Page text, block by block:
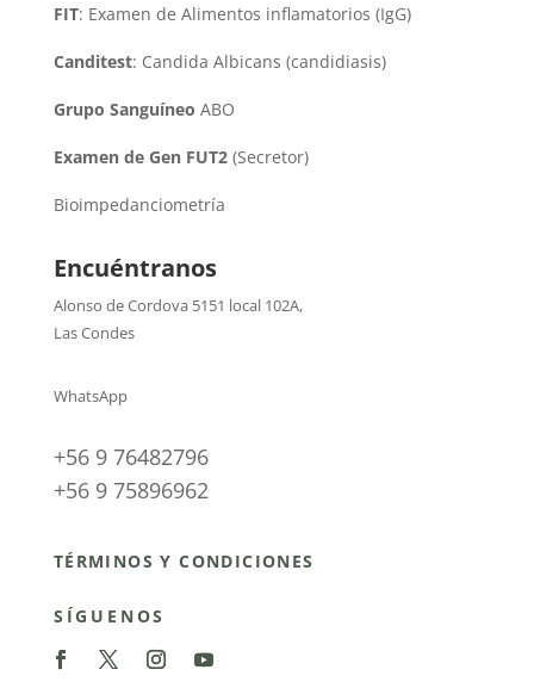
FIT: Examen de Alimentos inflamatorios (IgG)
Canditest: Candida Albicans (candidiasis)
Grupo Sanguíneo ABO
Examen de Gen FUT2(Secretor)
Bioimpedanciometría
Encuéntranos
Alonso de Cordova 5151 local 102A,
Las Condes
WhatsApp
+56 9 76482796
+56 9 75896962
TÉRMINOS Y CONDICIONES
SÍGUENOS